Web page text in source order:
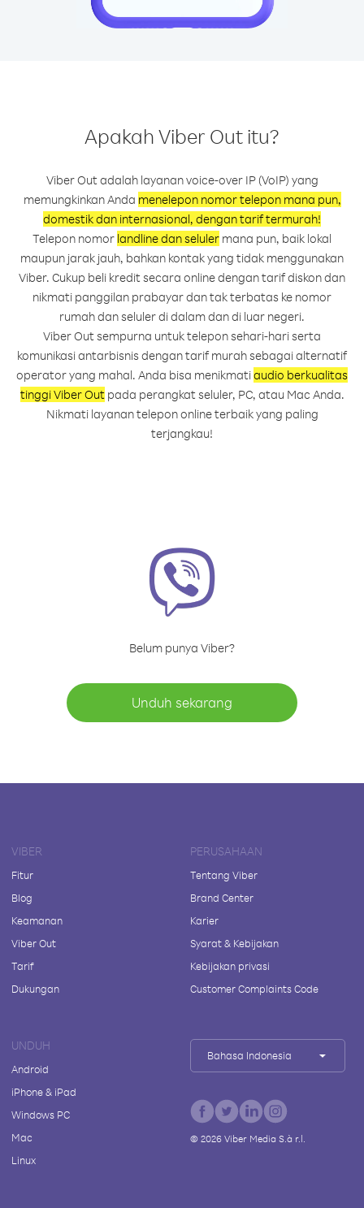
Apakah Viber Out itu?
Viber Out adalah layanan voice-over IP (VoIP) yang
memungkinkan Anda menelepon nomor telepon mana pun,
domestik dan internasional, dengan tarif termurah!
Telepon nomor landline dan seluler mana pun, baik lokal
maupun jarak jauh, bahkan kontak yang tidak menggunakan
Viber. Cukup beli kredit secara online dengan tarif diskon dan
nikmati panggilan prabayar dan tak terbatas ke nomor
rumah dan seluler di dalam dan di luar negeri.
Viber Out sempurna untuk telepon sehari-hari serta
komunikasi antarbisnis dengan tarif murah sebagai alternatif
operator yang mahal. Anda bisa menikmatiaudio berkualitas
tinggi Viber Outpada perangkat seluler, PC, atau Mac Anda.
Nikmati layanan telepon online terbaik yang paling
terjangkau!
Belum punya Viber?
Unduh sekarang
VIBER
Fitur
Blog
Keamanan
Viber Out
Tarif
Dukungan
PERUSAHAAN
Tentang Viber
Brand Center
Karier
Syarat & Kebijakan
Kebijakan privasi
Customer Complaints Code
UNDUH
Android
iPhone & iPad
Windows PC
Mac
Linux
Bahasa Indonesia
© 2026Viber Media S.à r.l.